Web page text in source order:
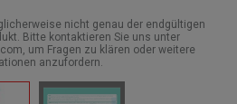
nicht genau der endgültigen
Bitte kontaktieren Sie uns unter
um Fragen zu klären oder weitere
anzufordern.